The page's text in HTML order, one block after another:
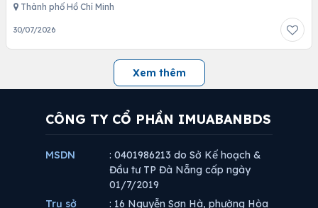
Thành phố Hồ Chí Minh
30/07/2026
Xem thêm
CÔNG TY CỔ PHẦN IMUABANBDS
MSDN
: 0401986213 do Sở Kế hoạch &
Đầu tư TP Đà Nẵng cấp ngày
01/7/2019
Trụ sở
: 16 Nguyễn Sơn Hà, phường Hòa